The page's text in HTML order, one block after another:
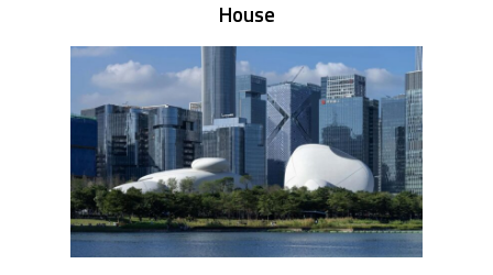
House